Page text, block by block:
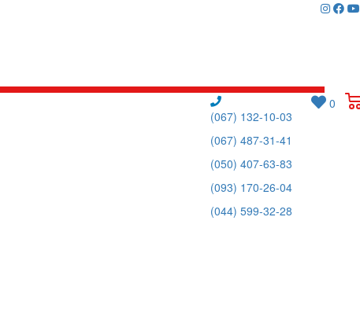
0
(067) 132-10-03
(067) 487-31-41
(050) 407-63-83
(093) 170-26-04
(044) 599-32-28